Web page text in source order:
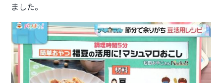
ました。